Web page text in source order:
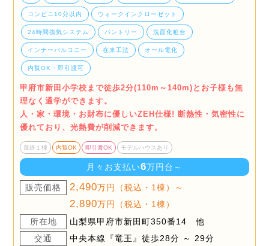
コンビニ10分以内 ウォークインクローゼット
24時間換気システム パントリー 洗面化粧台
インナーバルコニー 在来工法 オール電化
内覧OK・即引渡可
甲府市新田小学校まで徒歩2分(110m～140m)とお子様も無
理なく通学ができます。
人・家・環境・お財布に優しいZEH仕様! 断熱性・気密性に
優れており、光熱費が削減できます。
最終１棟 内覧OK 即引渡OK モデルハウスあり
月々お支払い6万円台～
販売価格 2,490万円（税込・1棟）～
2,890万円（税込・1棟）
所在地
山梨県甲府市新田町350番14 他
交通
中央本線『竜王』徒歩28分 ～ 29分